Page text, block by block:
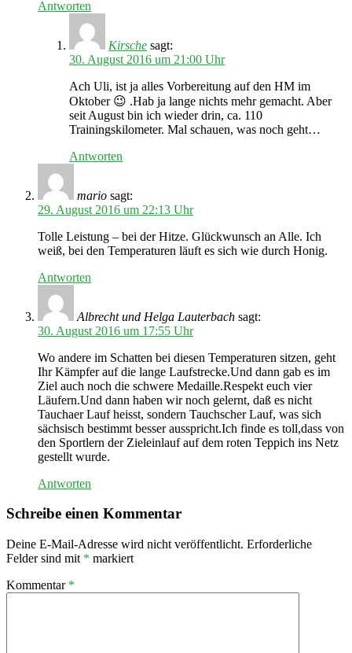
Antworten
Kirsche sagt:
30. August 2016 um 21:00 Uhr
Ach Uli, ist ja alles Vorbereitung auf den HM im
Oktober 😉 .Hab ja lange nichts mehr gemacht. Aber
seit August bin ich wieder drin, ca. 110
Trainingskilometer. Mal schauen, was noch geht…
Antworten
mario sagt:
29. August 2016 um 22:13 Uhr
Tolle Leistung – bei der Hitze. Glückwunsch an Alle. Ich
weiß, bei den Temperaturen läuft es sich wie durch Honig.
Antworten
Albrecht und Helga Lauterbach sagt:
30. August 2016 um 17:55 Uhr
Wo andere im Schatten bei diesen Temperaturen sitzen, geht
Ihr Kämpfer auf die lange Laufstrecke.Und dann gab es im
Ziel auch noch die schwere Medaille.Respekt euch vier
Läufern.Und dann haben wir noch gelernt, daß es nicht
Tauchaer Lauf heisst, sondern Tauchscher Lauf, was sich
sächsisch bestimmt besser ausspricht.Ich finde es toll,dass von
den Sportlern der Zieleinlauf auf dem roten Teppich ins Netz
gestellt wurde.
Antworten
Schreibe einen Kommentar
Deine E-Mail-Adresse wird nicht veröffentlicht. Erforderliche
Felder sind mit * markiert
Kommentar *